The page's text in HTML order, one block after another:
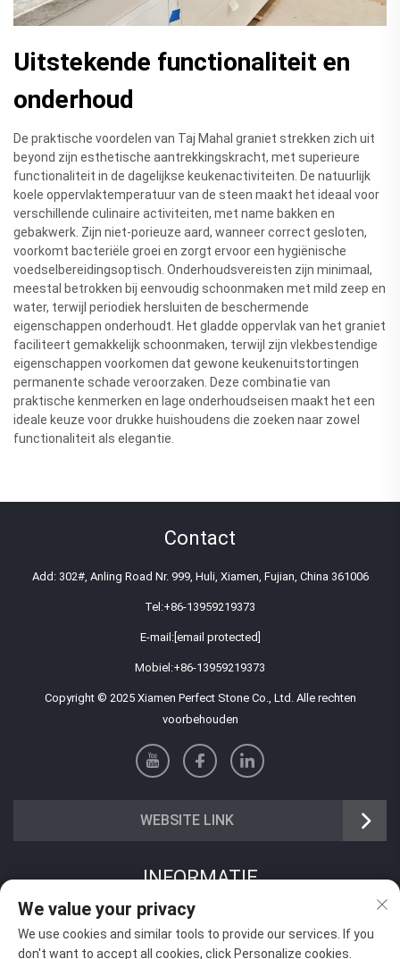
Uitstekende functionaliteit en
onderhoud
De praktische voordelen van Taj Mahal graniet strekken zich uit
beyond zijn esthetische aantrekkingskracht, met superieure
functionaliteit in de dagelijkse keukenactiviteiten. De natuurlijk
koele oppervlaktemperatuur van de steen maakt het ideaal voor
verschillende culinaire activiteiten, met name bakken en
gebakwerk. Zijn niet-porieuze aard, wanneer correct gesloten,
voorkomt bacteriële groei en zorgt ervoor een hygiënische
voedselbereidingsoptisch. Onderhoudsvereisten zijn minimaal,
meestal betrokken bij eenvoudig schoonmaken met mild zeep en
water, terwijl periodiek hersluiten de beschermende
eigenschappen onderhoudt. Het gladde oppervlak van het graniet
faciliteert gemakkelijk schoonmaken, terwijl zijn vlekbestendige
eigenschappen voorkomen dat gewone keukenuitstortingen
permanente schade veroorzaken. Deze combinatie van
praktische kenmerken en lage onderhoudseisen maakt het een
ideale keuze voor drukke huishoudens die zoeken naar zowel
functionaliteit als elegantie.
Contact
Add: 302#, Anling Road Nr. 999, Huli, Xiamen, Fujian, China 361006
Tel:+86-13959219373
E-mail:[email protected]
Mobiel:+86-13959219373
Copyright © 2025 Xiamen Perfect Stone Co., Ltd. Alle rechten
voorbehouden
WEBSITE LINK
INFORMATIE
Meld je aan om onze wekelijkse nieuwsbrief te ontvangen
We value your privacy
We use cookies and similar tools to provide our services. If you
don't want to accept all cookies, click Personalize cookies.